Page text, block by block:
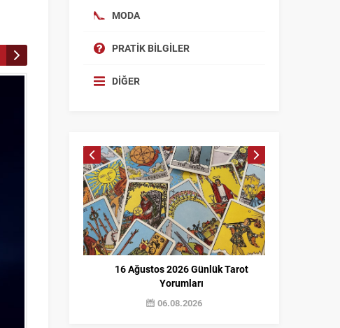
MODA
PRATIK BILGILER
DIĞER
16 Ağustos 2026 Günlük Tarot
Yorumları
06.08.2026